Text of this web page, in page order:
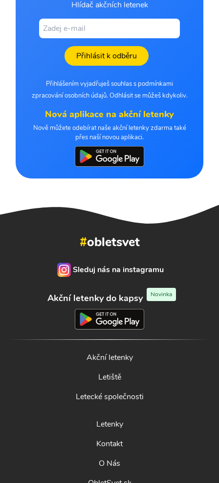
Hlídač akčních letenek
Přihlásit k odběru
Přihlášením vyjadřuješ souhlas s podmínkami
zpracování osobních údajů. Odhlásit se můžeš kdykoliv.
Nová aplikace na akční letenky
Nově můžete odebírat naše akční letenky zdarma také
přes naší novou aplikaci.
#obletsvet
Sleduj nás na instagramu
Akční letenky do kapsy Novinka
Akční letenky
Letiště
Letecké společnosti
Letenky
Kontakt
O Nás